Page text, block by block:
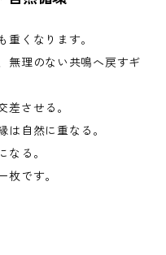
重くなります。
無理のない共鳴へ戻すギ
差させる。
は自然に重なる。
る。
枚です。